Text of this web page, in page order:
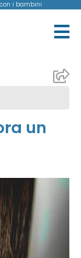
i bambini
un